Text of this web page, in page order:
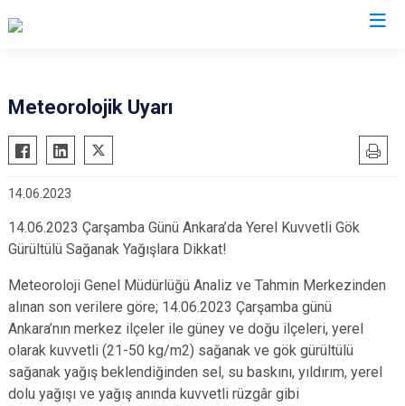
Akyurt
Altındağ
Ayaş
Bala
Beypazarı
Çamlıdere
Çankaya
Çubuk
Elmadağ
Etimesgut
Keçiören
Kızılcahamam
Mamak
Nallıhan
Polatlı
Şereflikoçhisar
Sincan
Meteorolojik Uyarı
14.06.2023
14.06.2023 Çarşamba Günü Ankara’da Yerel Kuvvetli Gök
Gürültülü Sağanak Yağışlara Dikkat!
Meteoroloji Genel Müdürlüğü Analiz ve Tahmin Merkezinden
alınan son verilere göre; 14.06.2023 Çarşamba günü
Ankara’nın merkez ilçeler ile güney ve doğu ilçeleri, yerel
olarak kuvvetli (21-50 kg/m2) sağanak ve gök gürültülü
sağanak yağış beklendiğinden sel, su baskını, yıldırım, yerel
dolu yağışı ve yağış anında kuvvetli rüzgâr gibi